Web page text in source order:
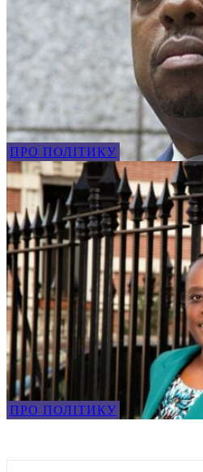
ПРО ПОЛІТИКУ
ПРО ПОЛІТИКУ